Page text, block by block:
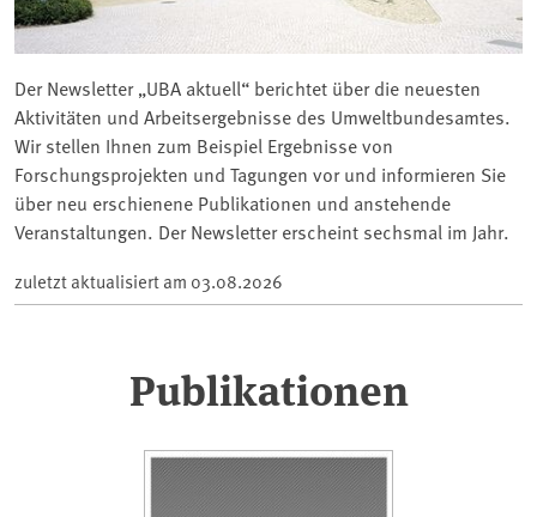
Der Newsletter „UBA aktuell“ berichtet über die neuesten
Aktivitäten und Arbeitsergebnisse des Umweltbundesamtes.
Wir stellen Ihnen zum Beispiel Ergebnisse von
Forschungsprojekten und Tagungen vor und informieren Sie
über neu erschienene Publikationen und anstehende
Veranstaltungen. Der Newsletter erscheint sechsmal im Jahr.
zuletzt aktualisiert am 03.08.2026
Publikationen